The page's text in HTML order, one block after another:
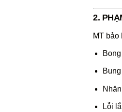
2.
MT bảo
Lỗi